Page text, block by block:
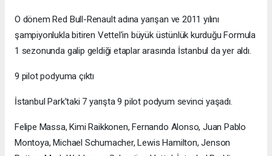
O dönem Red Bull-Renault adına yarışan ve 2011 yılını
şampiyonlukla bitiren Vettel'in büyük üstünlük kurduğu Formula
1 sezonunda galip geldiği etaplar arasında İstanbul da yer aldı.
9 pilot podyuma çıktı
İstanbul Park'taki 7 yarışta 9 pilot podyum sevinci yaşadı.
Felipe Massa, Kimi Raikkonen, Fernando Alonso, Juan Pablo
Montoya, Michael Schumacher, Lewis Hamilton, Jenson